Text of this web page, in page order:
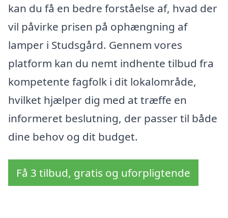
kan du få en bedre forståelse af, hvad der
vil påvirke prisen på ophængning af
lamper i Studsgård. Gennem vores
platform kan du nemt indhente tilbud fra
kompetente fagfolk i dit lokalområde,
hvilket hjælper dig med at træffe en
informeret beslutning, der passer til både
dine behov og dit budget.
Få 3 tilbud, gratis og uforpligtende